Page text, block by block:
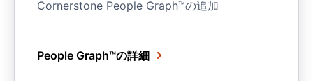
Cornerstone People Graph™の追加
People Graph™の詳細